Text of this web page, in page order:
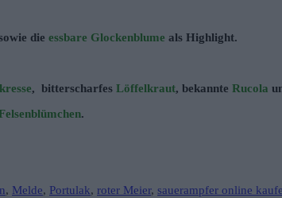
die essbare Glockenblume als Highlight.
, bitterscharfes Löffelkraut, bekannte Rucola
.
, Melde, Portulak, roter Meier, sauerampfer online